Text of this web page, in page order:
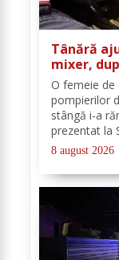
Tânără
mixer,
O femeie de
pompierilor
stângă i-a
prezentat la
aparatul
intervenția
8 august 2026